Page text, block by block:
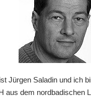
Jürgen Saladin und ich
aus dem nordbadischen